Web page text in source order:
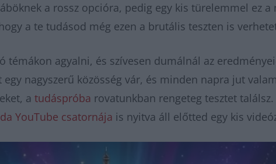
a rossz opcióra, pedig egy kis türelemmel ez a
a te tudásod még ezen a brutális teszten is
témákon agyalni, és szívesen dumálnál az
egy nagyszerű közösség vár, és minden napra jut
a tudáspróba rovatunkban rengeteg tesztet
YouTube csatornája is nyitva áll előtted egy kis